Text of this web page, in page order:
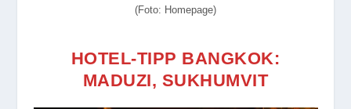
(Foto: Homepage)
HOTEL-TIPP BANGKOK:
MADUZI, SUKHUMVIT